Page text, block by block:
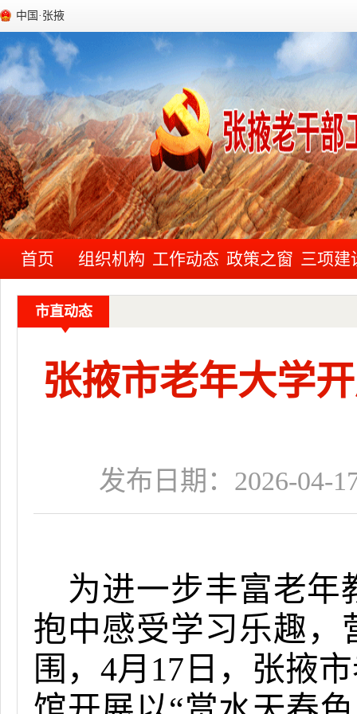
中国·张掖
首页 组织机构 工作动态 政策之窗 三项建
市直动态
张掖市老年大学
发布日期：2026-04-
为进一步丰富老年
抱中感受学习乐趣 ，
围，4月 17 日，张掖